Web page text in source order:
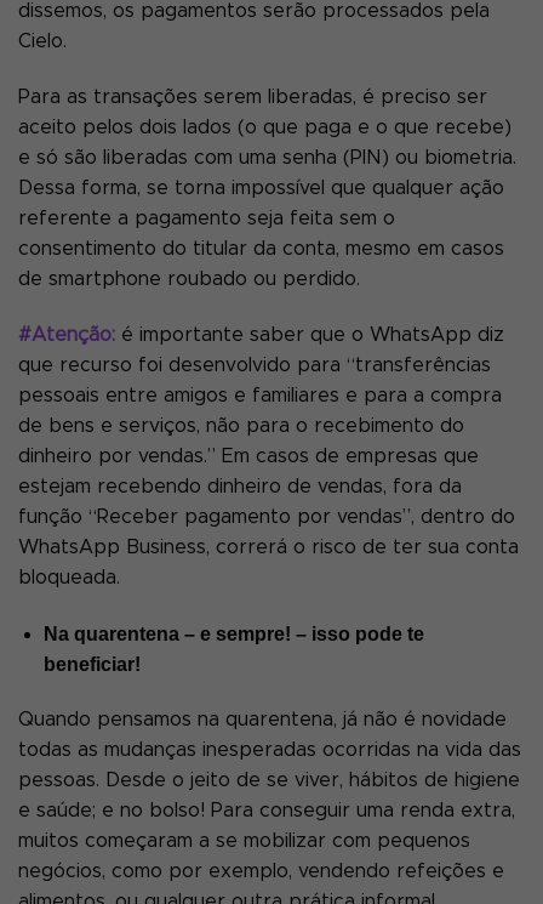
dissemos, os pagamentos serão processados pela
Cielo.
Para as transações serem liberadas, é preciso ser
aceito pelos dois lados (o que paga e o que recebe)
e só são liberadas com uma senha (PIN) ou biometria.
Dessa forma, se torna impossível que qualquer ação
referente a pagamento seja feita sem o
consentimento do titular da conta, mesmo em casos
de smartphone roubado ou perdido.
#Atenção: é importante saber que o WhatsApp diz
que recurso foi desenvolvido para “transferências
pessoais entre amigos e familiares e para a compra
de bens e serviços, não para o recebimento do
dinheiro por vendas.” Em casos de empresas que
estejam recebendo dinheiro de vendas, fora da
função “Receber pagamento por vendas”, dentro do
WhatsApp Business, correrá o risco de ter sua conta
bloqueada.
Na quarentena – e sempre! – isso pode te
beneficiar!
Quando pensamos na quarentena, já não é novidade
todas as mudanças inesperadas ocorridas na vida das
pessoas. Desde o jeito de se viver, hábitos de higiene
e saúde; e no bolso! Para conseguir uma renda extra,
muitos começaram a se mobilizar com pequenos
negócios, como por exemplo, vendendo refeições e